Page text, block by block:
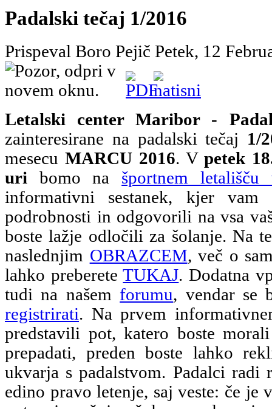
Padalski tečaj 1/2016
Prispeval Boro Pejič Petek, 12
Letalski center Maribor -
zainteresirane na padalski tečaj 1/
mesecu MARCU 2016. Vpetek
uri bomo na športnem
informativni sestanek, kjer vam
podrobnosti in odgovorili na vsa
boste lažje odločili za šolanje. Na
naslednjim OBRAZCEM, več o
lahko prebereteTUKAJ. Dodatna
tudi na našem forumu, vendar se
registrirati. Na prvem
predstavili pot, katero boste
prepadati, preden boste lahko
ukvarja s padalstvom. Padalci radi
edino pravo letenje, saj veste: če je